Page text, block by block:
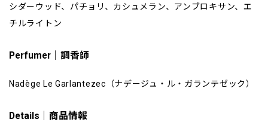
シダーウッド、パチョリ、カシュメラン、アンブロキサン、エ
チルライトン
Perfumer｜調香師
Nadège Le Garlantezec（ナデージュ・ル・ガランテゼック）
Details｜商品情報